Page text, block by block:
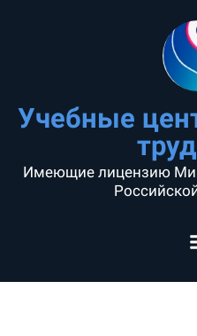
Учебные
Имеющие лицензию